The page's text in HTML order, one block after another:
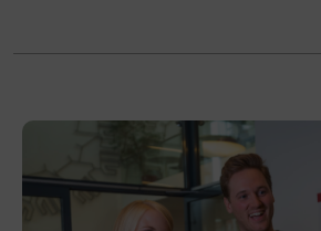
Sie unterwww.mein-update.at
Terminübersicht